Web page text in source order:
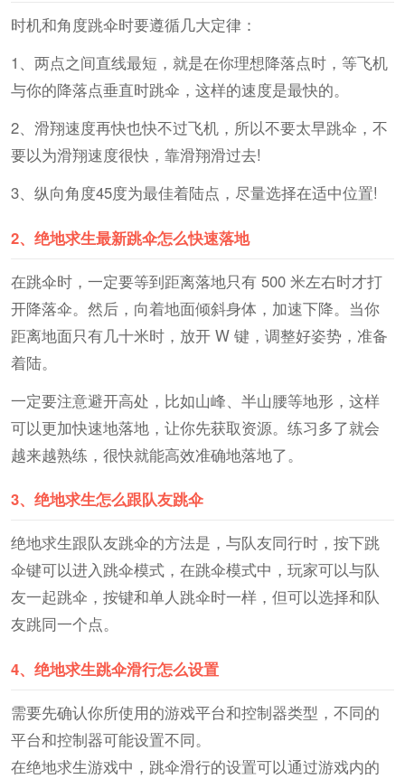
时机和角度跳伞时要遵循几大定律：
1、两点之间直线最短，就是在你理想降落点时，等飞机
与你的降落点垂直时跳伞，这样的速度是最快的。
2、滑翔速度再快也快不过飞机，所以不要太早跳伞，不
要以为滑翔速度很快，靠滑翔滑过去!
3、纵向角度45度为最佳着陆点，尽量选择在适中位置!
2、 绝地求生最新跳伞怎么快速落地
在跳伞时，一定要等到距离落地只有 500 米左右时才打
开降落伞。然后，向着地面倾斜身体，加速下降。当你
距离地面只有几十米时，放开 W 键，调整好姿势，准备
着陆。
一定要注意避开高处，比如山峰、半山腰等地形，这样
可以更加快速地落地，让你先获取资源。练习多了就会
越来越熟练，很快就能高效准确地落地了。
3、 绝地求生怎么跟队友跳伞
绝地求生跟队友跳伞的方法是，与队友同行时，按下跳
伞键可以进入跳伞模式，在跳伞模式中，玩家可以与队
友一起跳伞，按键和单人跳伞时一样，但可以选择和队
友跳同一个点。
4、 绝地求生跳伞滑行怎么设置
需要先确认你所使用的游戏平台和控制器类型，不同的
平台和控制器可能设置不同。
在绝地求生游戏中，跳伞滑行的设置可以通过游戏内的